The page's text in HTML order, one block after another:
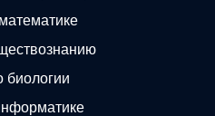
биологии